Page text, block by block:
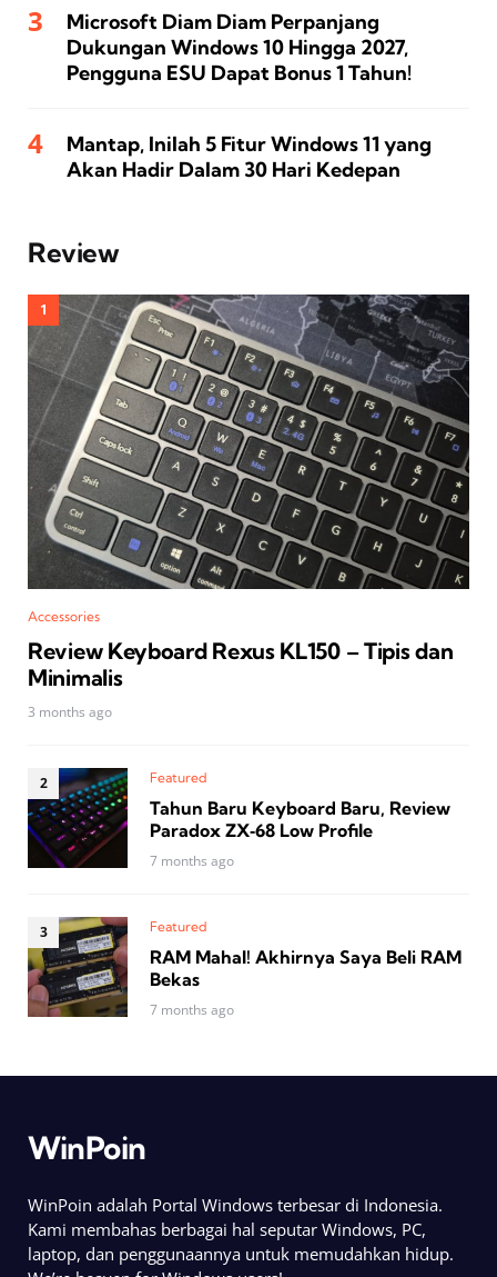
Microsoft Diam Diam Perpanjang
Dukungan Windows 10 Hingga 2027,
Pengguna ESU Dapat Bonus 1 Tahun!
Mantap, Inilah 5 Fitur Windows 11 yang
Akan Hadir Dalam 30 Hari Kedepan
Review
Accessories
Review Keyboard Rexus KL150 – Tipis dan
Minimalis
3 months ago
Featured
Tahun Baru Keyboard Baru, Review
Paradox ZX‑68 Low Profile
7 months ago
Featured
RAM Mahal! Akhirnya Saya Beli RAM
Bekas
7 months ago
WinPoin
WinPoin adalah Portal Windows terbesar di Indonesia.
Kami membahas berbagai hal seputar Windows, PC,
laptop, dan penggunaannya untuk memudahkan hidup.